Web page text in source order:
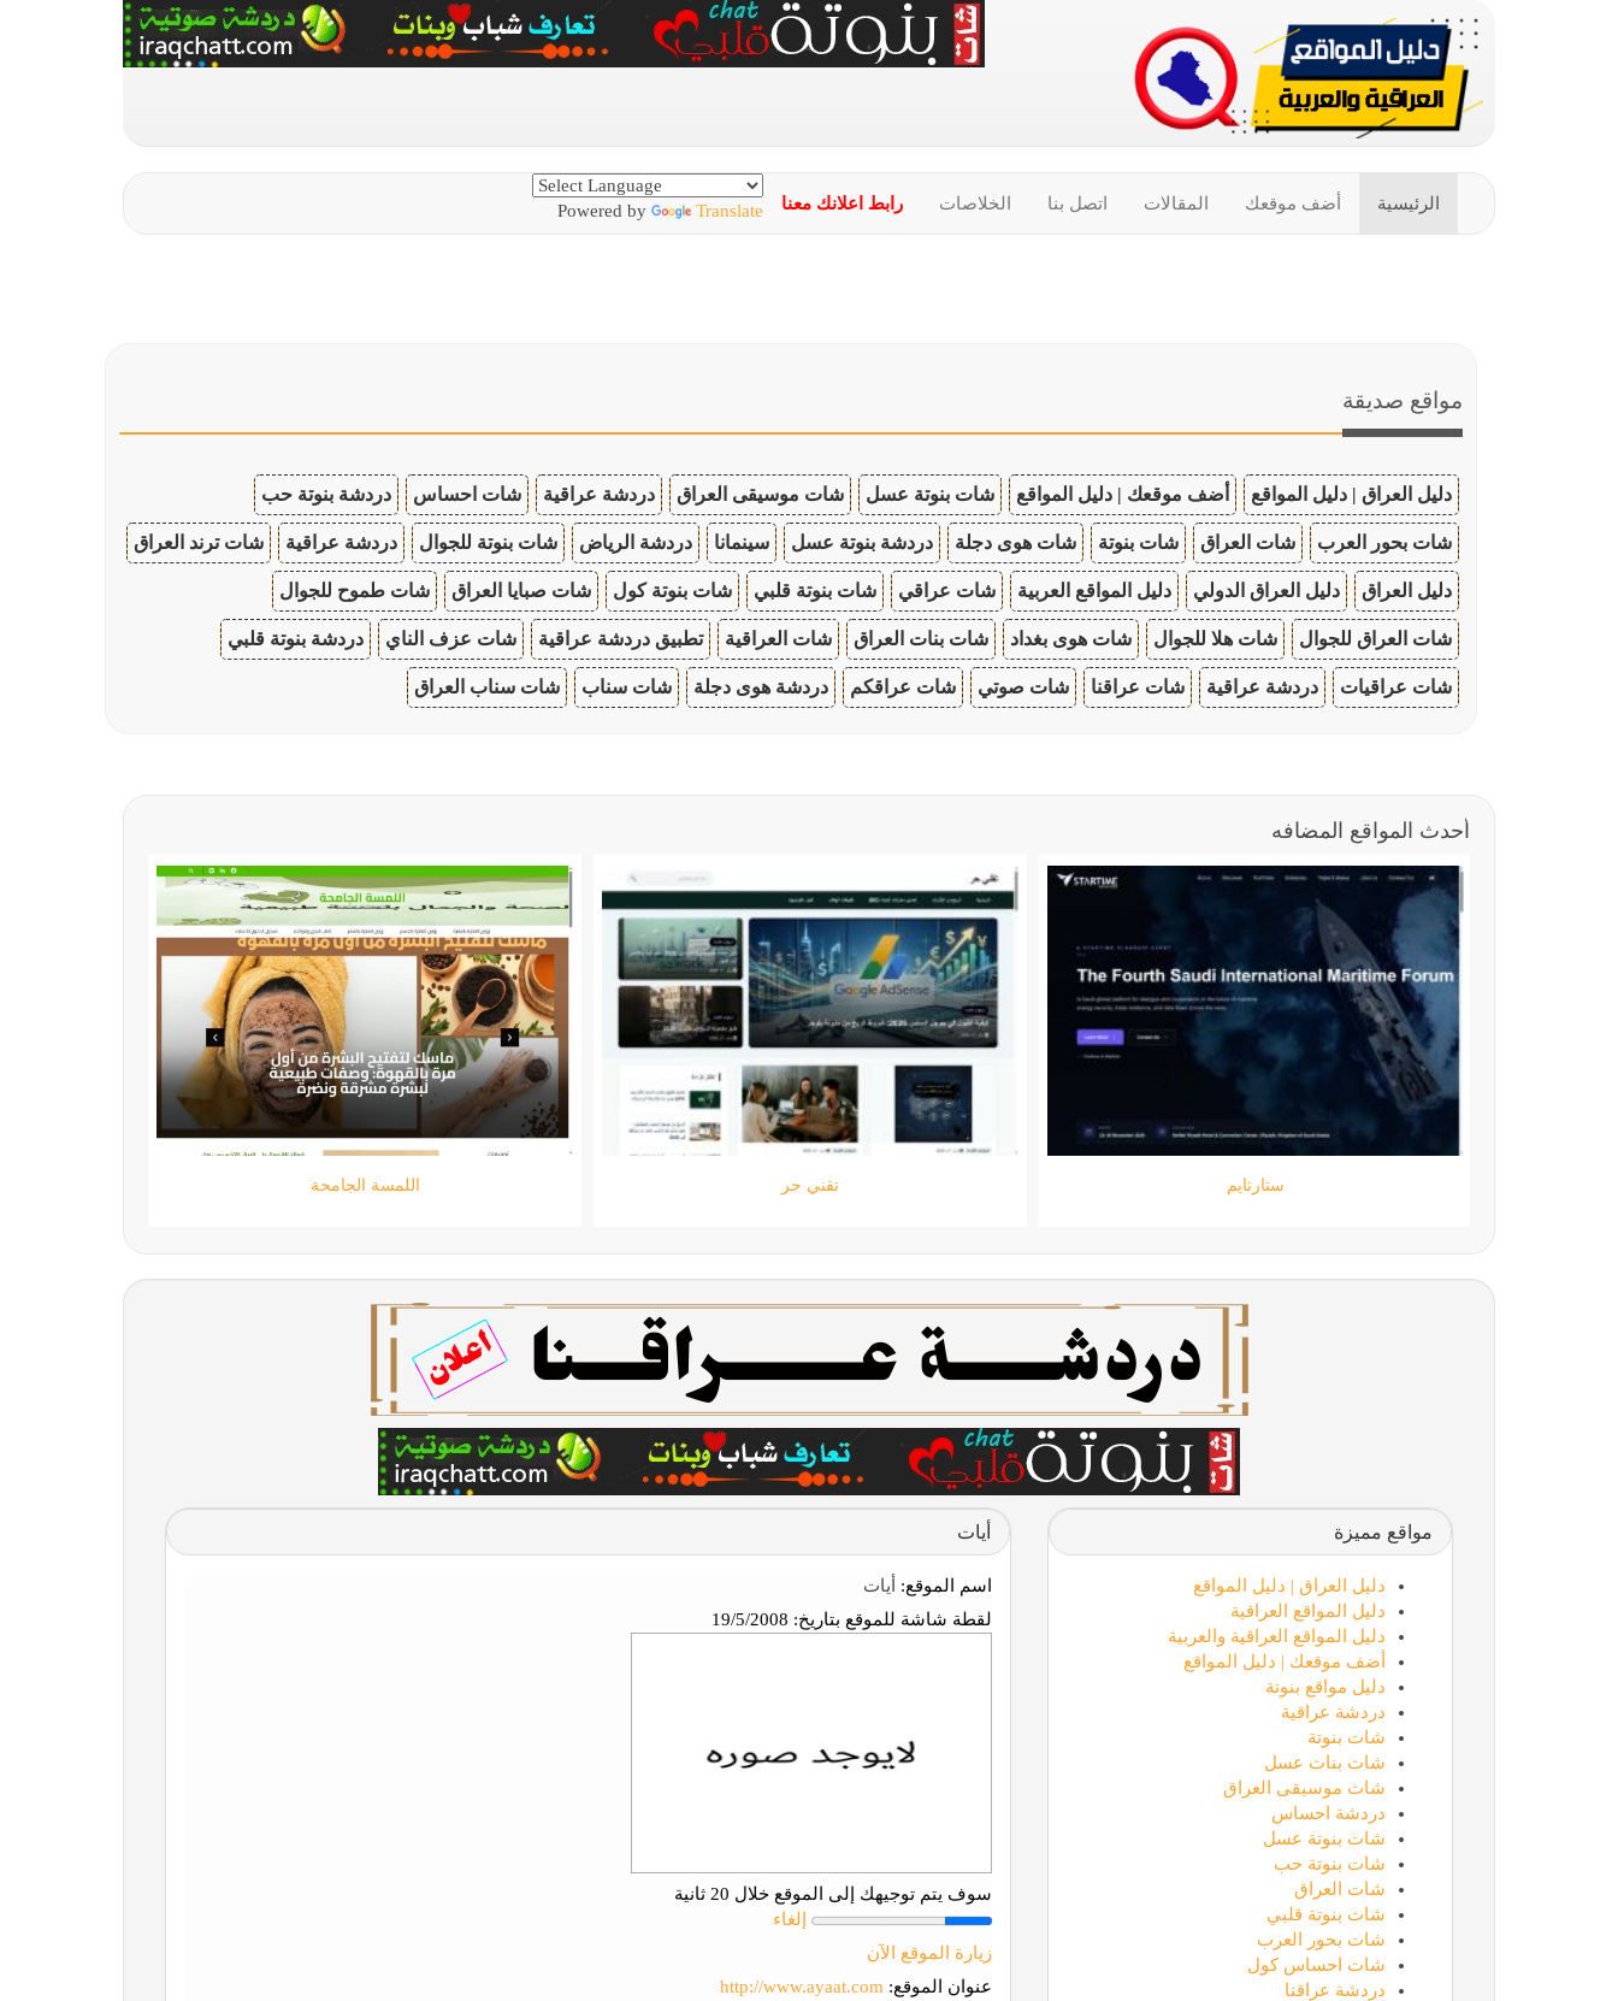
الرئيسية أضف موقعك المقالات اتصل بنا الخلاصات رابط اعلانك معنا Powered by Translate
مواقع صديقة
دليل العراق | دليل المواقع أضف موقعك | دليل المواقع شات بنوتة عسل شات موسيقى العراق دردشة عراقية شات احساس دردشة بنوتة حب
شات بحور العرب شات العراق شات بنوتة شات هوى دجلة دردشة بنوتة عسل سينمانا دردشة الرياض شات بنوتة للجوال دردشة عراقية شات ترند العراق
دليل العراق دليل العراق الدولي دليل المواقع العربية شات عراقي شات بنوتة قلبي شات بنوتة كول شات صبايا العراق شات طموح للجوال
شات العراق للجوال شات هلا للجوال شات هوى بغداد شات بنات العراق شات العراقية تطبيق دردشة عراقية شات عزف الناي دردشة بنوتة قلبي
شات عراقيات دردشة عراقية شات عراقنا شات صوتي شات عراقكم دردشة هوى دجلة شات سناب شات سناب العراق
أحدث المواقع المضافه
اللمسة الجامحة تقني حر ستارتايم
أيات
اسم الموقع: أيات
لقطة شاشة للموقع بتاريخ:
سوف يتم توجيهك إلى الموقع خلال 20 ثانية
إلغاء
زيارة الموقع الآن
عنوان الموقع: http://www.ayaat.com
مواقع مميزة
دليل العراق | دليل المواقع
دليل المواقع العراقية
دليل المواقع العراقية والعربية
أضف موقعك | دليل المواقع
دليل مواقع بنوتة
دردشة عراقية
شات بنوتة
شات بنات عسل
شات موسيقى العراق
دردشة احساس
شات بنوتة عسل
شات بنوتة حب
شات العراق
شات بنوتة قلبي
شات بحور العرب
شات احساس كول
دردشة عراقنا